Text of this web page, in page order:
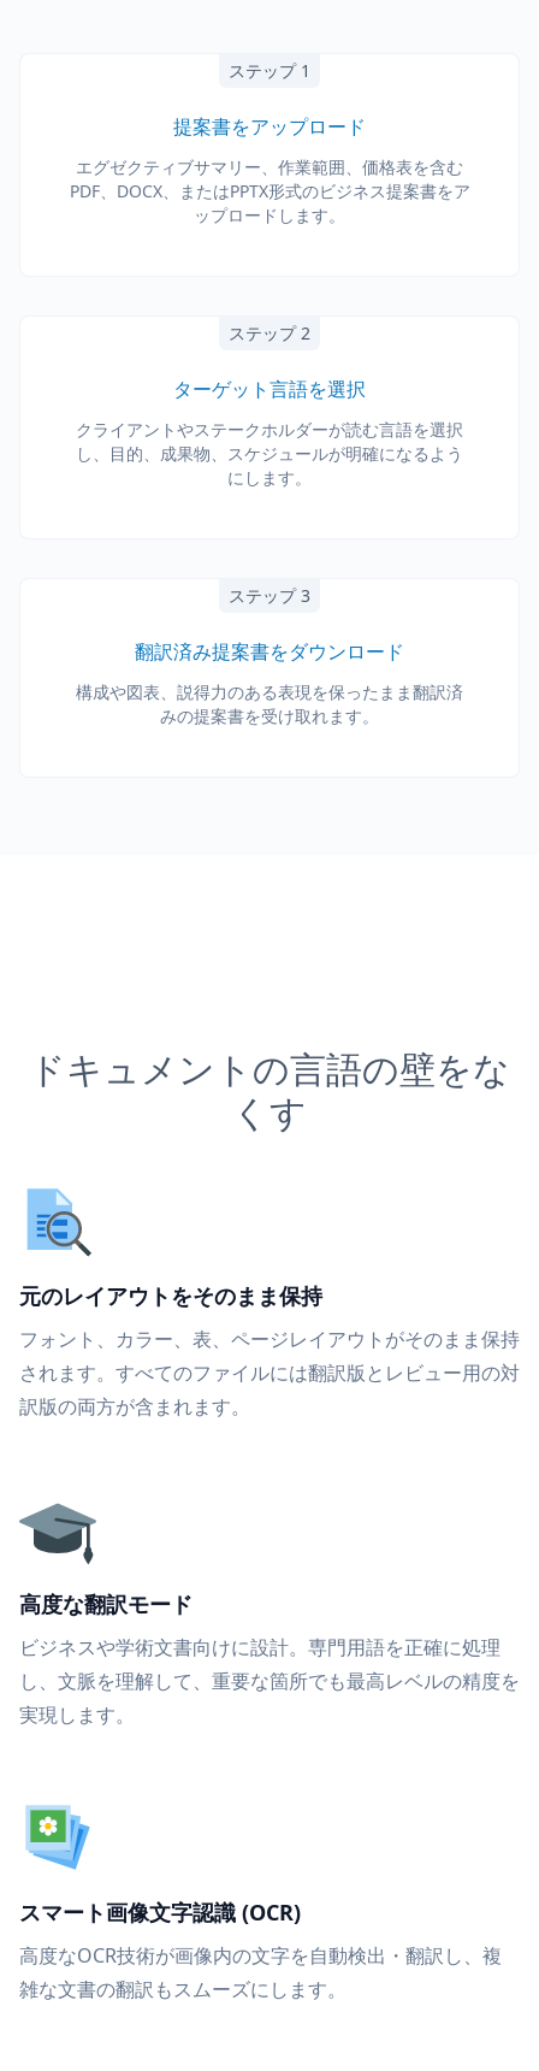
ステップ 1
提案書をアップロード
エグゼクティブサマリー、作業範囲、価格表を含む
PDF、DOCX、またはPPTX形式のビジネス提案書をア
ップロードします。
ステップ 2
ターゲット言語を選択
クライアントやステークホルダーが読む言語を選択
し、目的、成果物、スケジュールが明確になるよう
にします。
ステップ 3
翻訳済み提案書をダウンロード
構成や図表、説得力のある表現を保ったまま翻訳済
みの提案書を受け取れます。
ドキュメントの言語の壁をな
くす
元のレイアウトをそのまま保持
フォント、カラー、表、ページレイアウトがそのまま保持
されます。すべてのファイルには翻訳版とレビュー用の対
訳版の両方が含まれます。
高度な翻訳モード
ビジネスや学術文書向けに設計。専門用語を正確に処理
し、文脈を理解して、重要な箇所でも最高レベルの精度を
実現します。
スマート画像文字認識 (OCR)
高度なOCR技術が画像内の文字を自動検出・翻訳し、複
雑な文書の翻訳もスムーズにします。